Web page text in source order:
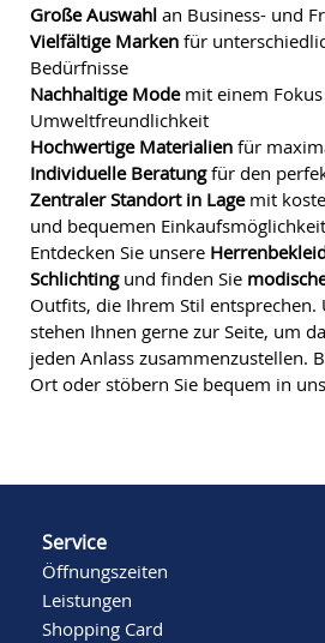
Große Auswahl an Business- und
Vielfältige Marken für
Bedürfnisse
Nachhaltige Modemit einem
Umweltfreundlichkeit
Hochwertige Materialien für
Individuelle Beratungfür den
Zentraler Standort in Lagemit
und bequemen
Entdecken Sie unsere
Schlichtingund finden Sie
Outfits, die Ihrem Stil entsprechen.
stehen Ihnen gerne zur Seite, um
jeden Anlass zusammenzustellen.
Ort oder stöbern Sie bequem in
Service
Öffnungszeiten
Leistungen
Shopping Card